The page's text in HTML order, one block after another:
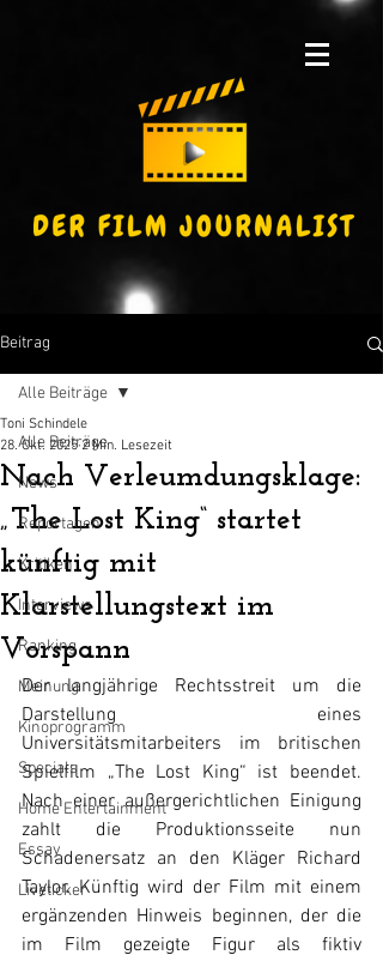
Beitrag
Alle Beiträge
News
Reportagen
Kritiken
Interviews
Ranking
Meinung
Kinoprogramm
Specials
Home Entertainment
Essay
Liveticker
Alle Beiträge
Nach Verleumdungsklage:
„The Lost King“ startet
künftig mit
Klarstellungstext im
Vorspann
Toni Schindele
28. Okt. 2025 2 Min. Lesezeit
Der langjährige Rechtsstreit um die
Darstellung eines
Universitätsmitarbeiters im britischen
Spielfilm „The Lost King“ ist beendet.
Nach einer außergerichtlichen Einigung
zahlt die Produktionsseite nun
Schadenersatz an den Kläger Richard
Taylor. Künftig wird der Film mit einem
ergänzenden Hinweis beginnen, der die
im Film gezeigte Figur als fiktiv